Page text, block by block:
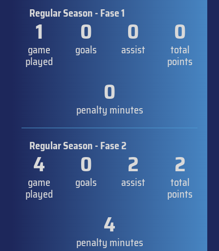
Regular Season - Fase 1
1
game
played
0
goals
0
assist
0
total
points
0
penalty minutes
Regular Season - Fase 2
4
game
played
0
goals
2
assist
2
total
points
4
penalty minutes